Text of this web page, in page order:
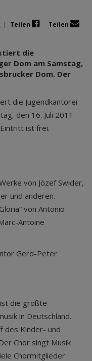
| Teilen
Teilen
die
Dom am Samstag,
Dom. Der
die Jugendkantorei
den 16. Juli 2011
ist frei.
von Józef Swider,
und anderen.
von Antonio
Antoine
Gerd-Peter
die größte
in Deutschland.
des Kinder- und
Chor singt Musik
Chormitglieder